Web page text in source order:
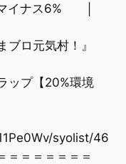
マイナス6% │
ロ元気村！』
ップ【20%環境
syolist/46
＝＝＝＝＝＝＝